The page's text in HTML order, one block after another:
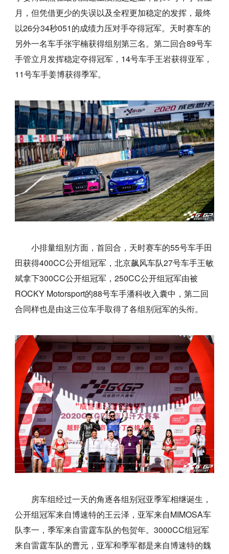
月，但凭借更少的失误以及全程更加稳定的发挥，最终
以26分34秒051的成绩力压对手夺得冠军。天时赛车的
另外一名车手张宇楠获得组别第三名。第二回合89号车
手管立月发挥稳定夺得冠军，14号车手王岩获得亚军，
11号车手姜博获得季军。
小排量组别方面，首回合，天时赛车的55号车手田
田获得400CC公开组冠军，北京飙风车队27号车手王敏
斌拿下300CC公开组冠军，250CC公开组冠军由被
ROCKY Motorsport的88号车手潘科收入囊中，第二回
合同样也是由这三位车手取得了各组别冠军的头衔。
房车组经过一天的角逐各组别冠亚季军相继诞生，
公开组冠军来自博速特的王云泽，亚军来自MIMOSA车
队李一，季军来自雷霆车队的包贺年。3000CC组冠军
来自雷霆车队的曹元，亚军和季军都是来自博速特的魏